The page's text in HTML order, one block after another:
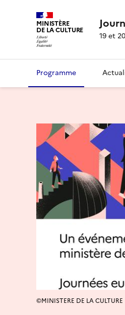
MINISTÈRE
DE LA CULTURE
19 et
Programme
©MINISTERE DE LA CULTURE